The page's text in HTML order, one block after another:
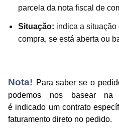
parcela da nota fiscal de
Situação: indica a
compra, se está aberta ou
Nota! Para saber se o
podemos nos basear na
é indicado um contrato
faturamento direto no pedido.